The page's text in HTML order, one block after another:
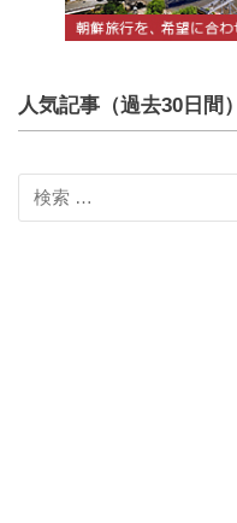
人気記事（過去30日間）
索: